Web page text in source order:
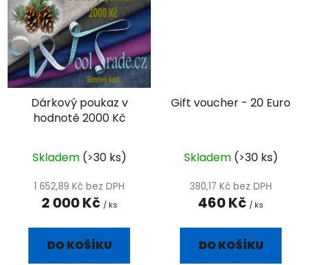
Dárkový poukaz v
hodnotě 2000 Kč
Skladem (>30 ks)
1 652,89 Kč bez DPH
2 000 Kč / ks
DO KOŠÍKU
Gift voucher - 20 Euro
Skladem (>30 ks)
380,17 Kč bez DPH
460 Kč / ks
DO KOŠÍKU